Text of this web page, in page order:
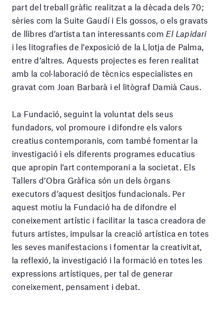
part del treball gràfic realitzat a la dècada dels 70;
sèries com la Suite Gaudí i Els gossos, o els gravats
de llibres d’artista tan interessants com El Lapidari
i les litografies de l’exposició de la Llotja de Palma,
entre d’altres. Aquests projectes es feren realitat
amb la col·laboració de tècnics especialistes en
gravat com Joan Barbarà i el litògraf Damià Caus.
La Fundació, seguint la voluntat dels seus
fundadors, vol promoure i difondre els valors
creatius contemporanis, com també fomentar la
investigació i els diferents programes educatius
que apropin l’art contemporani a la societat. Els
Tallers d’Obra Gràfica són un dels òrgans
executors d’aquest desitjos fundacionals. Per
aquest motiu la Fundació ha de difondre el
coneixement artístic i facilitar la tasca creadora de
futurs artistes, impulsar la creació artística en totes
les seves manifestacions i fomentar la creativitat,
la reflexió, la investigació i la formació en totes les
expressions artístiques, per tal de generar
coneixement, pensament i debat.